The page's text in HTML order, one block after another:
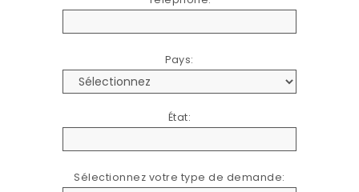
Pays:
État:
Sélectionnez votre type de demande: